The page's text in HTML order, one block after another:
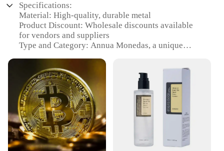
Specifications:
Material: High-quality, durable metal
Product Discount: Wholesale discounts available
for vendors and suppliers
Type and Category: Annua Monedas, a unique
Design and Style: Intricate, historical designs that
capture the essence of each era
Usage and Purpose: Ideal for collectors, enthusiasts,
and educational purposes
Typical Adaptive Scenario: Suitable for display in
museums, historical societies, or personal
collections
Shape or Size or Weight or Quantity: Varies per set,
with comprehensive options available